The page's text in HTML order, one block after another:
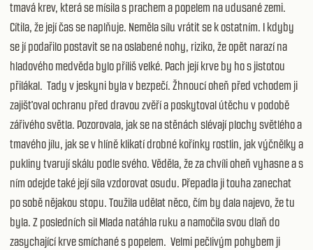
tmavá krev, která se mísila s prachem a popelem na udusané zemi.
Cítila, že její čas se naplňuje. Neměla sílu vrátit se k ostatním. I kdyby
se jí podařilo postavit se na oslabené nohy, riziko, že opět narazí na
hladového medvěda bylo příliš velké. Pach její krve by ho s jistotou
přilákal. Tady v jeskyni byla v bezpečí. Žhnoucí oheň před vchodem ji
zajišťoval ochranu před dravou zvěří a poskytoval útěchu v podobě
zářivého světla. Pozorovala, jak se na stěnách slévají plochy světlého a
tmavého jílu, jak se v hlíně klikatí drobné kořínky rostlin, jak výčnělky a
pukliny tvarují skálu podle svého. Věděla, že za chvíli oheň vyhasne a s
ním odejde také její síla vzdorovat osudu. Přepadla ji touha zanechat
po sobě nějakou stopu. Toužila udělat něco, čím by dala najevo, že tu
byla. Z posledních sil Mlada natáhla ruku a namočila svou dlaň do
zasychající krve smíchané s popelem. Velmi pečlivým pohybem ji